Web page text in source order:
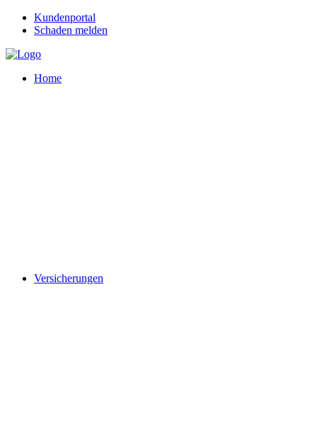
Kundenportal
Schaden melden
Home
Versicherungen